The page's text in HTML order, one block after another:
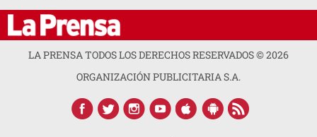
LA PRENSA TODOS LOS DERECHOS RESERVADOS ©2026
ORGANIZACIÓN PUBLICITARIA S.A.